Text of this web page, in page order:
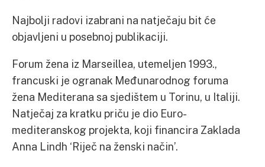
Najbolji radovi izabrani na natječaju bit će
objavljeni u posebnoj publikaciji.
Forum žena iz Marseillea, utemeljen 1993.,
francuski je ogranak Međunarodnog foruma
žena Mediterana sa sjedištem u Torinu, u Italiji.
Natječaj za kratku priču je dio Euro-
mediteranskog projekta, koji financira Zaklada
Anna Lindh ‘Riječ na ženski način’.